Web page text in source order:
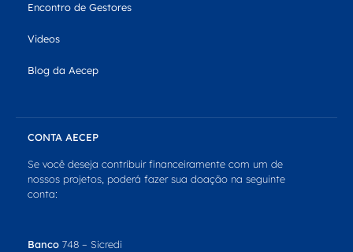
Encontro de Gestores
Videos
Blog da Aecep
CONTA AECEP
Se você deseja contribuir financeiramente com um de
nossos projetos, poderá fazer sua doação na seguinte
conta:
Banco 748 – Sicredi